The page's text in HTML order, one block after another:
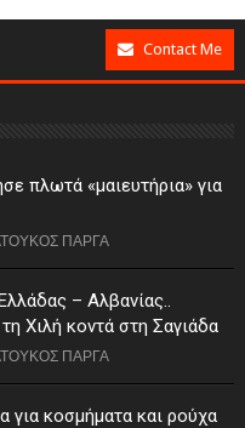
Contact Me
πλωτά «μαιευτήρια» για
ΠΑΡΓΑ
– Αλβανίας..
Χιλή κοντά στη Σαγιάδα
ΠΑΡΓΑ
για κοσμήματα και ρούχα